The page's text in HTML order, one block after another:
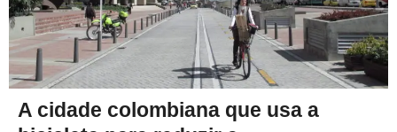
A cidade colombiana que usa a